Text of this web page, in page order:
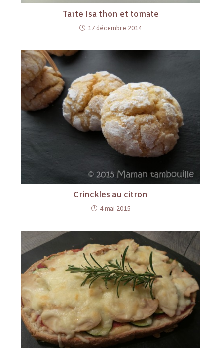
Tarte Isa thon et tomate
17 décembre 2014
Crinckles au citron
4 mai 2015